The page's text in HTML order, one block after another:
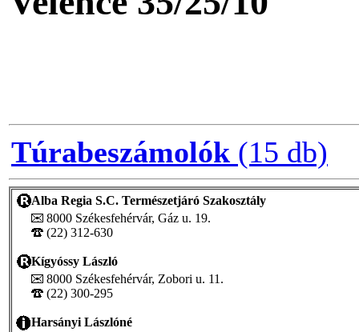
Túrabeszámolók (15 db)
Alba Regia S.C. Természetjáró Szakosztály
8000 Székesfehérvár, Gáz u. 19.
(22) 312-630
Kígyóssy László
8000 Székesfehérvár, Zobori u. 11.
(22) 300-295
Harsányi Lászlóné